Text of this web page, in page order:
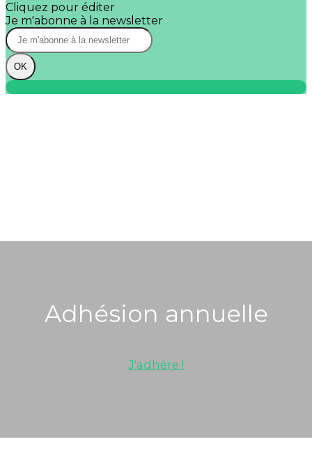
Cliquez pour éditer
Je m'abonne à la newsletter
OK
Adhésion annuelle
J'adhère !